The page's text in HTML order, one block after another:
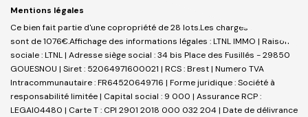
Mentions légales
Ce bien fait partie d'une copropriété de 28 lots.Les charges annuelles
sont de 1076€.Affichage des informations légales : LTNL IMMO | Raison
sociale : LTNL | Adresse siège social : 34 bis Place des Fusillés - 29850
GOUESNOU | Siret : 52064971600021 | RCS : Brest | Numero TVA
Intracommunautaire : FR64520649716 | Forme juridique : Société à
responsabilité limitée | Capital social : 9 000 | Assurance RCP :
LEGAI04480 | Carte T : CPI 2901 2018 000 032 204 | Date de délivrance